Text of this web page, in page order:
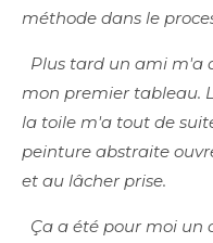
méthode dans le
Plus tard un ami m'a
mon premier tableau.
la toile m'a tout de
peinture abstraite
et au lâcher prise.
Ça a été pour moi un